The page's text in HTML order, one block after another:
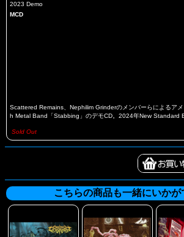
2023 Demo
MCD
Scattered Remains、Nephilim Grinderのメンバーらによるア
h Metal Band「Stabbing」のデモCD。2024年New Standard
Sold Out
こちらの商品も一緒にいかが